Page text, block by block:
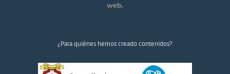
web.
¿Para quiénes hemos creado contenidos?